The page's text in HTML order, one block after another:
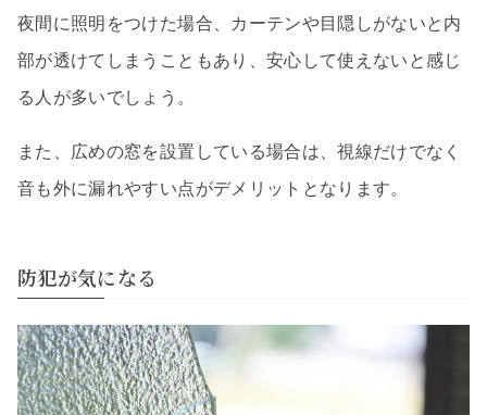
夜間に照明をつけた場合、カーテンや目隠しがないと内
部が透けてしまうこともあり、安心して使えないと感じ
る人が多いでしょう。
また、広めの窓を設置している場合は、視線だけでなく
音も外に漏れやすい点がデメリットとなります。
防犯が気になる